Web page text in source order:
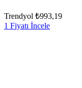
Trendyol ₺993,19
1 Fiyatı İncele